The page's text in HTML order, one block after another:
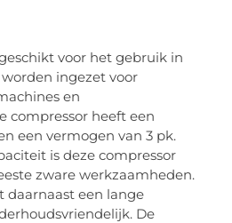
voor het gebruik in
ingezet voor
en
compressor heeft een
een vermogen van 3 pk.
is deze compressor
zware werkzaamheden.
daarnaast een lange
De